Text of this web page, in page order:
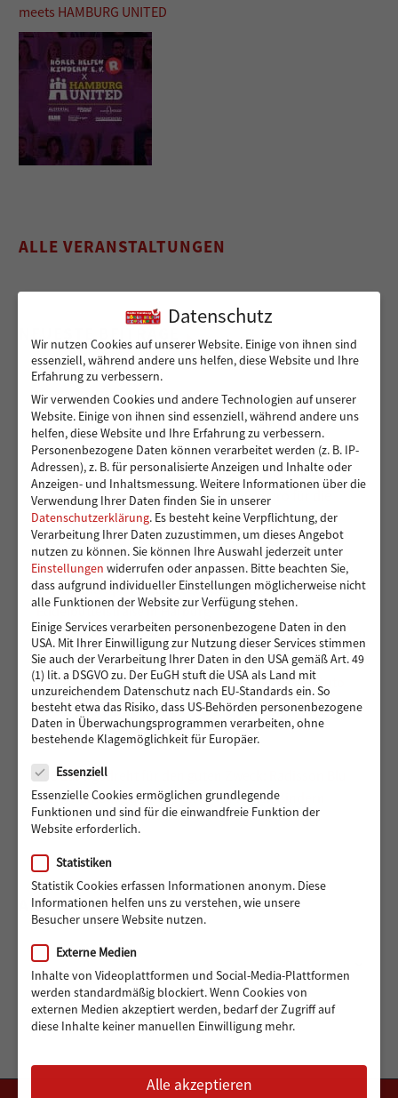
meets HAMBURG UNITED
ALLE VERANSTALTUNGEN
Sicher von A nach B für Peshmarga und Shvan
Ein sicherer Ort für Kinder, die viel zu früh
Verantwortung übernehmen – 14.000 Euro für die
Kindergruppen der Vereinigung Pestalozzi
Toben und Spielen: Bewegungsraum für die Kita
Eddelbüttelstraße in Harburg
Vier Reifen für eine bessere Zukunft: Ein neues Auto
für Muhsin und seine Familie
488 Euro gedreht für den guten Zweck: Radisson Blu
Hotel Hamburg unterstützt Hörer helfen Kindern
ARCHIV
Archiv
Monat auswählen
Datenschutz
Wir nutzen Cookies auf unserer Website. Einige von ihnen sind
essenziell, während andere uns helfen, diese Website und Ihre
Erfahrung zu verbessern.
Wir verwenden Cookies und andere Technologien auf unserer
Website. Einige von ihnen sind essenziell, während andere uns
helfen, diese Website und Ihre Erfahrung zu verbessern.
Personenbezogene Daten können verarbeitet werden (z. B. IP-
Adressen), z. B. für personalisierte Anzeigen und Inhalte oder
Anzeigen- und Inhaltsmessung.Weitere Informationen über die
Verwendung Ihrer Daten finden Sie in unserer
Datenschutzerklärung. Es besteht keine Verpflichtung, der
Verarbeitung Ihrer Daten zuzustimmen, um dieses Angebot
nutzen zu können.Sie können Ihre Auswahl jederzeit unter
Einstellungen widerrufen oder anpassen. Bitte beachten Sie,
dass aufgrund individueller Einstellungen möglicherweise nicht
alle Funktionen der Website zur Verfügung stehen.
Einige Services verarbeiten personenbezogene Daten in den
USA. Mit Ihrer Einwilligung zur Nutzung dieser Services stimmen
Sie auch der Verarbeitung Ihrer Daten in den USA gemäß Art. 49
(1) lit. a DSGVO zu. Der EuGH stuft die USA als Land mit
unzureichendem Datenschutz nach EU-Standards ein. So
besteht etwa das Risiko, dass US-Behörden personenbezogene
Daten in Überwachungsprogrammen verarbeiten, ohne
bestehende Klagemöglichkeit für Europäer.
Essenziell
Essenzielle Cookies ermöglichen grundlegende
Funktionen und sind für die einwandfreie Funktion der
Website erforderlich.
Statistiken
Statistik Cookies erfassen Informationen anonym. Diese
Informationen helfen uns zu verstehen, wie unsere
Besucher unsere Website nutzen.
Externe Medien
Inhalte von Videoplattformen und Social-Media-Plattformen
werden standardmäßig blockiert. Wenn Cookies von
externen Medien akzeptiert werden, bedarf der Zugriff auf
diese Inhalte keiner manuellen Einwilligung mehr.
Alle akzeptieren